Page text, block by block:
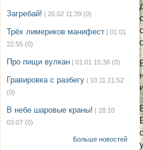
Загребай! | 20.02 11:39 (0)
Трёх лимериков манифест | 01.01
22:55 (0)
Про пищи вулкан | 01.01 15:38 (0)
Гравировка с разбегу | 10.11 21:52
(0)
В небе шаровые краны! | 28.10
03:07 (0)
Больше новостей